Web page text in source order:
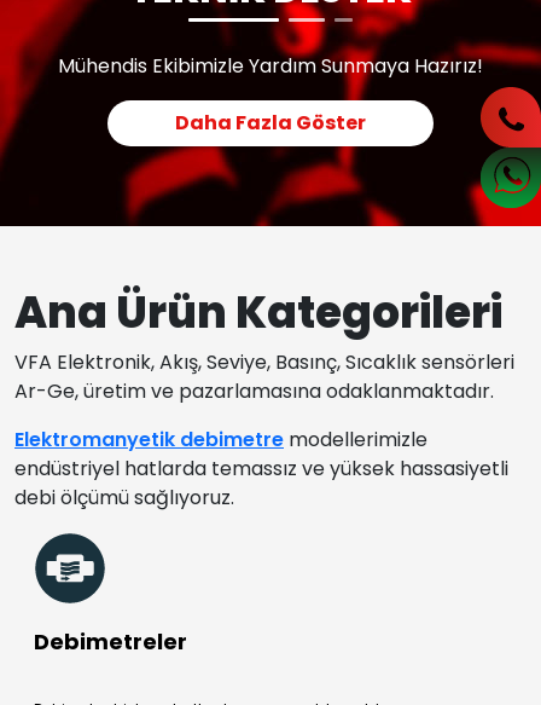
Mühendis Ekibimizle Yardım Sunmaya Hazırız!
Daha Fazla Göster
Ana Ürün Kategorileri
VFA Elektronik, Akış, Seviye, Basınç, Sıcaklık sensörleri
Ar-Ge, üretim ve pazarlamasına odaklanmaktadır.
Elektromanyetik debimetre modellerimizle
endüstriyel hatlarda temassız ve yüksek hassasiyetli
debi ölçümü sağlıyoruz.
Debimetreler